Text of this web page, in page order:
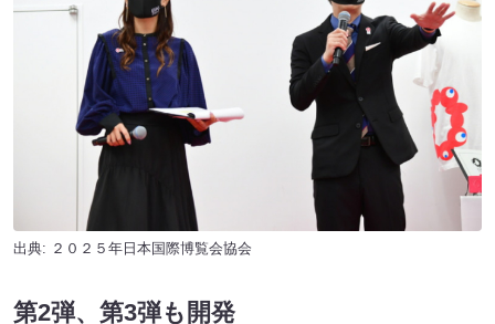
出典: ２０２５年日本国際博覧会協会
第2弾、第3弾も開発